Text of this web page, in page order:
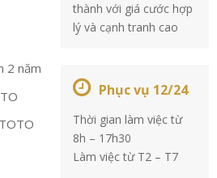
2 năm
thành với giá cước hợp
lý và cạnh tranh cao
Phục vụ 12/24
Thời gian làm việc từ
8h – 17h30
Làm việc từ T2 – T7